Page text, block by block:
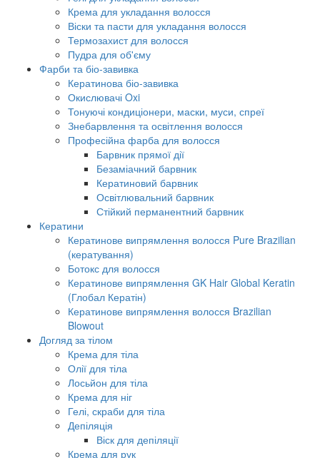
Крема для укладання волосся
Віски та пасти для укладання волосся
Термозахист для волосся
Пудра для об'єму
Фарби та біо-завивка
Кератинова біо-завивка
Окислювачі Oxi
Тонуючі кондиціонери, маски, муси, спреї
Знебарвлення та освітлення волосся
Професійна фарба для волосся
Барвник прямої дії
Безаміачний барвник
Кератиновий барвник
Освітлювальний барвник
Стійкий перманентний барвник
Кератини
Кератинове випрямлення волосся Pure Brazilian
(кератування)
Ботокс для волосся
Кератинове випрямлення GK Hair Global Keratin
(Глобал Кератін)
Кератинове випрямлення волосся Brazilian
Blowout
Догляд за тілом
Крема для тіла
Олії для тіла
Лосьйон для тіла
Крема для ніг
Гелі, скраби для тіла
Депіляція
Віск для депіляції
Крема для рук